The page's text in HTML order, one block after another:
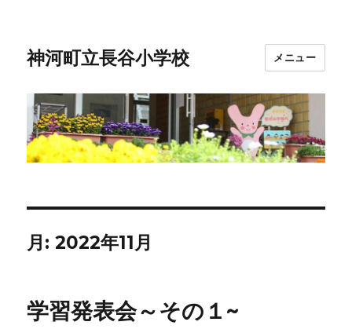
神河町立長谷小学校 メニュー
月:2022年11月
学習発表会～その１~